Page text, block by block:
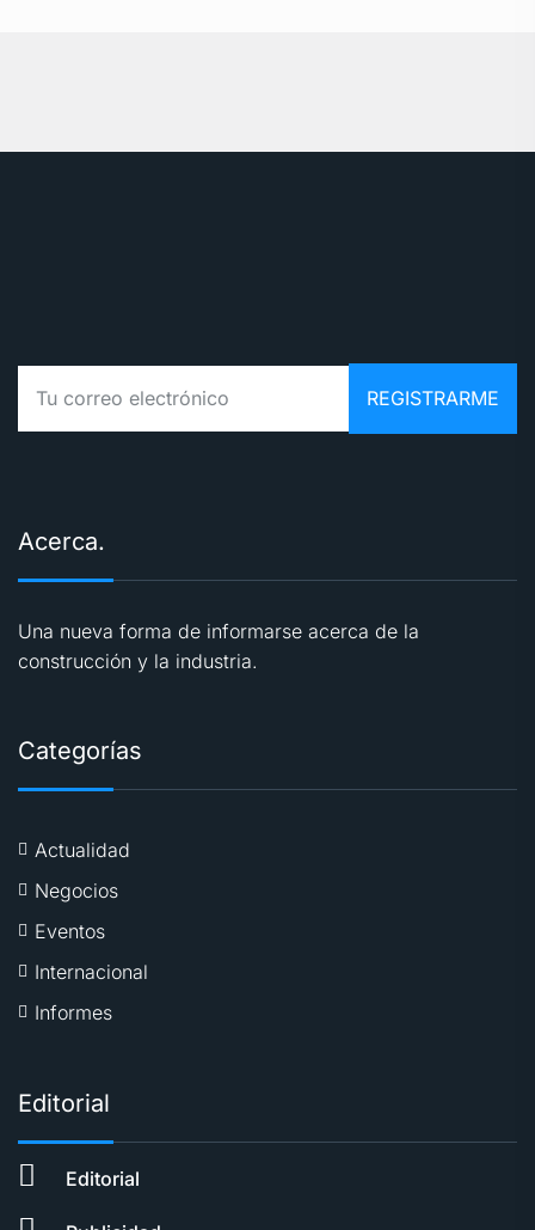
Acerca.
Una nueva forma de informarse acerca de la
construcción y la industria.
Categorías
Actualidad
Negocios
Eventos
Internacional
Informes
Editorial
Editorial